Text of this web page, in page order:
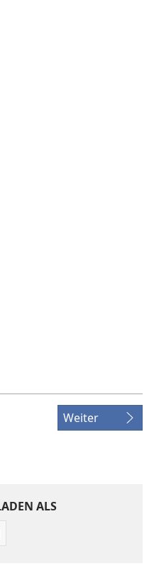
Weiter
ALS